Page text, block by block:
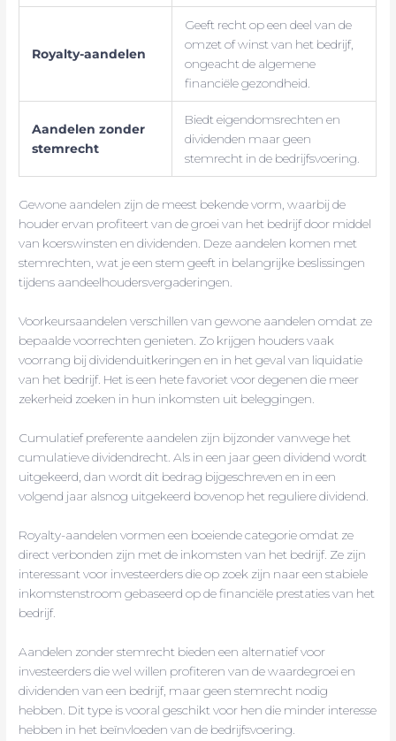
Royalty-aandelen
Geeft recht op een deel van de
omzet of winst van het bedrijf,
ongeacht de algemene
financiële gezondheid.
Aandelen zonder
stemrecht
Biedt eigendomsrechten en
dividenden maar geen
stemrecht in de bedrijfsvoering.
Gewone aandelen zijn de meest bekende vorm, waarbij de
houder ervan profiteert van de groei van het bedrijf door middel
van koerswinsten en dividenden. Deze aandelen komen met
stemrechten, wat je een stem geeft in belangrijke beslissingen
tijdens aandeelhoudersvergaderingen.
Voorkeursaandelen verschillen van gewone aandelen omdat ze
bepaalde voorrechten genieten. Zo krijgen houders vaak
voorrang bij dividenduitkeringen en in het geval van liquidatie
van het bedrijf. Het is een hete favoriet voor degenen die meer
zekerheid zoeken in hun inkomsten uit beleggingen.
Cumulatief preferente aandelen zijn bijzonder vanwege het
cumulatieve dividendrecht. Als in een jaar geen dividend wordt
uitgekeerd, dan wordt dit bedrag bijgeschreven en in een
volgend jaar alsnog uitgekeerd bovenop het reguliere dividend.
Royalty-aandelen vormen een boeiende categorie omdat ze
direct verbonden zijn met de inkomsten van het bedrijf. Ze zijn
interessant voor investeerders die op zoek zijn naar een stabiele
inkomstenstroom gebaseerd op de financiële prestaties van het
bedrijf.
Aandelen zonder stemrecht bieden een alternatief voor
investeerders die wel willen profiteren van de waardegroei en
dividenden van een bedrijf, maar geen stemrecht nodig
hebben. Dit type is vooral geschikt voor hen die minder interesse
hebben in het beïnvloeden van de bedrijfsvoering.